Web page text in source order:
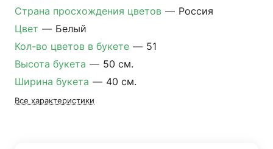
Страна просхождения цветов — Россия
Цвет — Белый
Кол-во цветов в букете — 51
Высота букета — 50 см.
Ширина букета — 40 см.
Все характеристики